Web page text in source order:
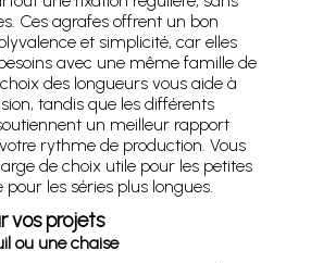
Ces agrafes offrent un bon
et simplicité, car elles
avec une même famille de
des longueurs vous aide à
tandis que les différents
un meilleur rapport
rythme de production. Vous
de choix utile pour les petites
les séries plus longues.
vos projets
ou une chaise